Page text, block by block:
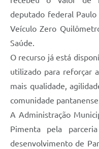
deputado federal
Veículo Zero
Saúde.
O recurso já está
utilizado para reforçar
mais qualidade,
comunidade
A Administração
Pimenta pela
desenvolvimento de